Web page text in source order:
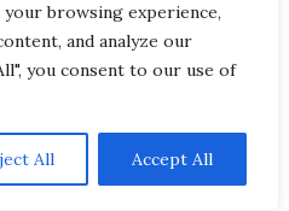
browsing experience,
and analyze our
you consent to our use of
All Accept All
Más publicaciones
mejor resultado.
entre frecuencia y
fatiga en tu